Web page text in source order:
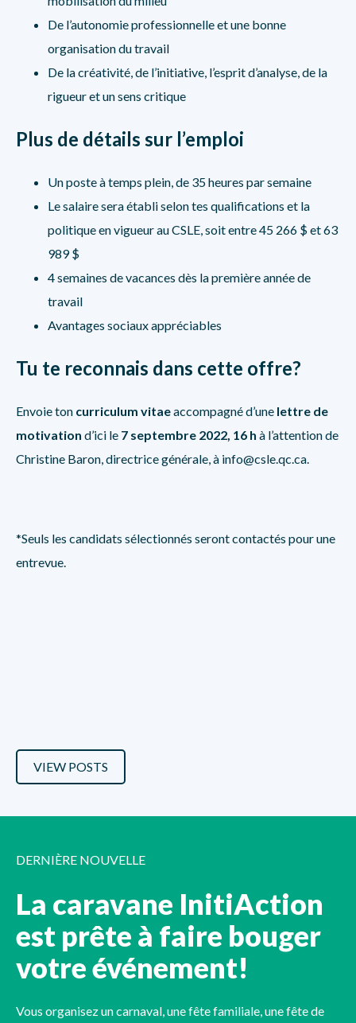
De l’autonomie professionnelle et une bonne
organisation du travail
De la créativité, de l’initiative, l’esprit d’analyse, de la
rigueur et un sens critique
Plus de détails sur l’emploi
Un poste à temps plein, de 35 heures par semaine
Le salaire sera établi selon tes qualifications et la
politique en vigueur au CSLE, soit entre 45 266 $ et 63
989 $
4 semaines de vacances dès la première année de
travail
Avantages sociaux appréciables
Tu te reconnais dans cette offre?
Envoie ton curriculum vitaeaccompagné d’une lettre de
motivation d’ici le 7 septembre 2022, 16 h à l’attention de
Christine Baron, directrice générale, à info@csle.qc.ca.
*Seuls les candidats sélectionnés seront contactés pour une
entrevue.
VIEW POSTS
DERNIÈRE NOUVELLE
La caravane InitiAction
est prête à faire bouger
votre événement!
Vous organisez un carnaval, une fête familiale, une fête de